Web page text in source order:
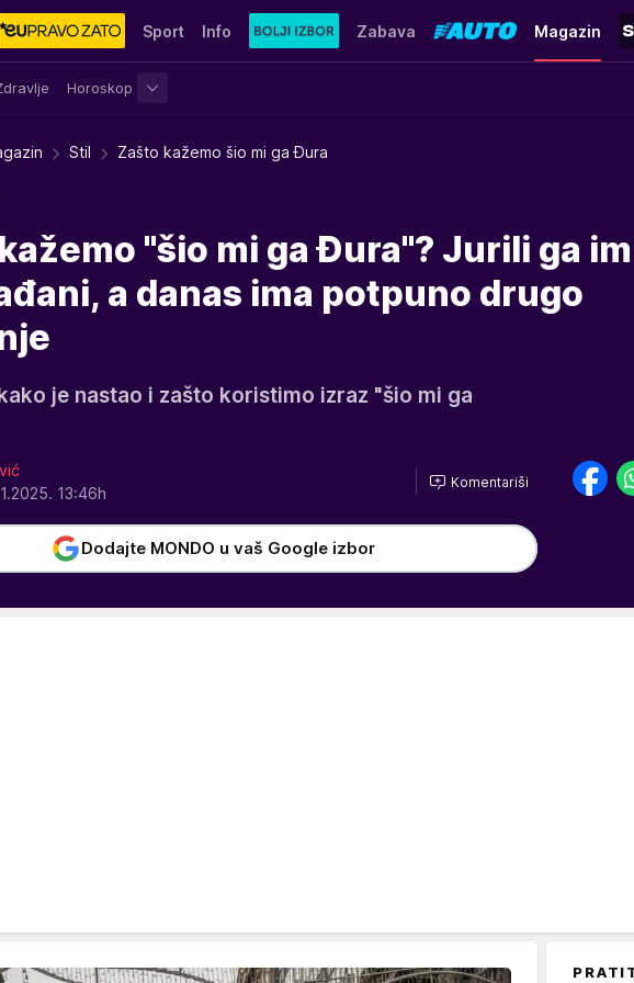
Sport Info Zabava Magazin
Horoskop
Stil Zašto kažemo šio mi ga Đura
"šio mi ga Đura"? Jurili ga
a danas ima potpuno drugo
je nastao i zašto koristimo izraz "šio mi ga
13:46h
Komentariši
Dodajte MONDO u vaš Google izbor